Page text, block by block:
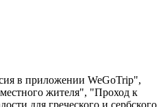
в приложении WeGoTrip",
жителя", "Проход к